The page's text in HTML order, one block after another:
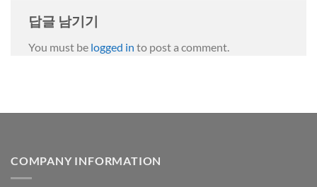
답글 남기기
You must be logged in to post a comment.
COMPANY INFORMATION